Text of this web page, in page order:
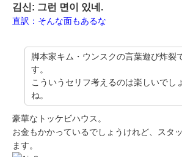
김신: 그런 면이 있네.
直訳：そんな面もあるな
脚本家キム・ウンスクの言葉遊び炸裂
す。
こういうセリフ考えるのは楽しいでし
ね。
豪華なトッケビハウス。
お金もかかっているでしょうけれど、スタ
ます。